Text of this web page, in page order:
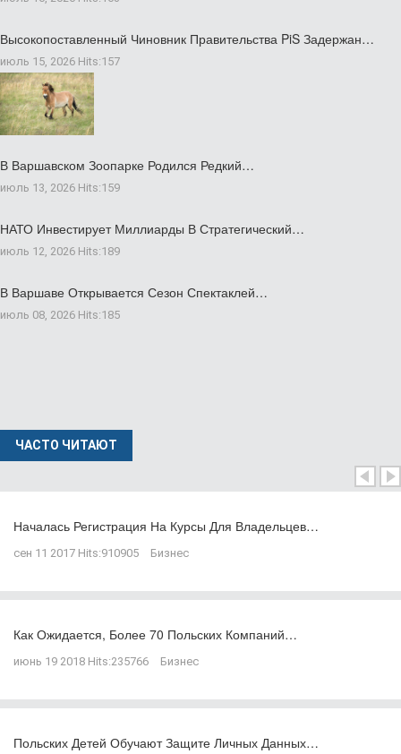
Высокопоставленный Чиновник Правительства PiS Задержан…
июль 15, 2026 Hits:157
В Варшавском Зоопарке Родился Редкий…
июль 13, 2026 Hits:159
НАТО Инвестирует Миллиарды В Стратегический…
июль 12, 2026 Hits:189
В Варшаве Открывается Сезон Спектаклей…
июль 08, 2026 Hits:185
ЧАСТО ЧИТАЮТ
Началась Регистрация На Курсы Для Владельцев…
сен 11 2017 Hits:910905 Бизнес
Как Ожидается, Более 70 Польских Компаний…
июнь 19 2018 Hits:235766 Бизнес
Польских Детей Обучают Защите Личных Данных…